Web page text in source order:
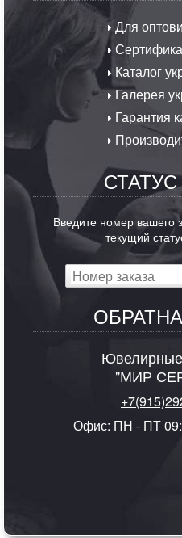
Для
Каталог
Галерея
Гарантия
Введите номер вашего
текущий
"МИР
Офис: ПН - ПТ